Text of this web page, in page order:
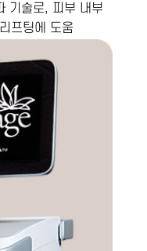
기술로, 피부 내부
프팅에 도움